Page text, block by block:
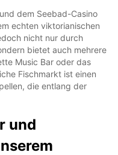
dem Seebad-Casino
echten viktorianischen
nicht nur durch
bietet auch mehrere
Music Bar oder das
Fischmarkt ist einen
die entlang der
und